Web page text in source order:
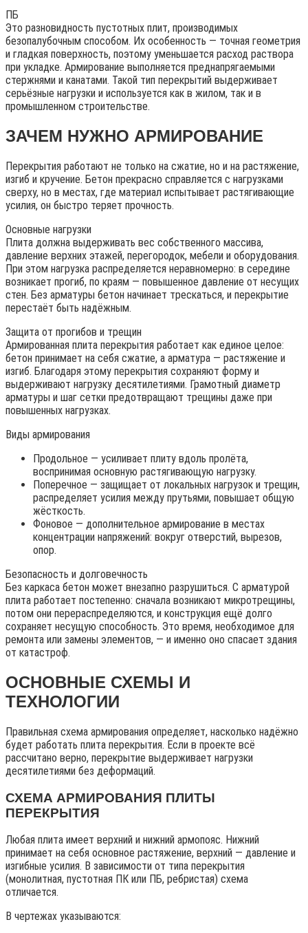
ПБ
Это разновидность пустотных плит, производимых
безопалубочным способом. Их особенность — точная геометрия
и гладкая поверхность, поэтому уменьшается расход раствора
при укладке. Армирование выполняется преднапрягаемыми
стержнями и канатами. Такой тип перекрытий выдерживает
серьёзные нагрузки и используется как в жилом, так и в
промышленном строительстве.
ЗАЧЕМ НУЖНО АРМИРОВАНИЕ
Перекрытия работают не только на сжатие, но и на растяжение,
изгиб и кручение. Бетон прекрасно справляется с нагрузками
сверху, но в местах, где материал испытывает растягивающие
усилия, он быстро теряет прочность.
Основные нагрузки
Плита должна выдерживать вес собственного массива,
давление верхних этажей, перегородок, мебели и оборудования.
При этом нагрузка распределяется неравномерно: в середине
возникает прогиб, по краям — повышенное давление от несущих
стен. Без арматуры бетон начинает трескаться, и перекрытие
перестаёт быть надёжным.
Защита от прогибов и трещин
Армированная плита перекрытия работает как единое целое:
бетон принимает на себя сжатие, а арматура — растяжение и
изгиб. Благодаря этому перекрытия сохраняют форму и
выдерживают нагрузку десятилетиями. Грамотный диаметр
арматуры и шаг сетки предотвращают трещины даже при
повышенных нагрузках.
Виды армирования
Продольное — усиливает плиту вдоль пролёта,
воспринимая основную растягивающую нагрузку.
Поперечное — защищает от локальных нагрузок и трещин,
распределяет усилия между прутьями, повышает общую
жёсткость.
Фоновое — дополнительное армирование в местах
концентрации напряжений: вокруг отверстий, вырезов,
опор.
Безопасность и долговечность
Без каркаса бетон может внезапно разрушиться. С арматурой
плита работает постепенно: сначала возникают микротрещины,
потом они перераспределяются, и конструкция ещё долго
сохраняет несущую способность. Это время, необходимое для
ремонта или замены элементов, — и именно оно спасает здания
от катастроф.
ОСНОВНЫЕ СХЕМЫ И
ТЕХНОЛОГИИ
Правильная схема армирования определяет, насколько надёжно
будет работать плита перекрытия. Если в проекте всё
рассчитано верно, перекрытие выдерживает нагрузки
десятилетиями без деформаций.
СХЕМА АРМИРОВАНИЯ ПЛИТЫ
ПЕРЕКРЫТИЯ
Любая плита имеет верхний и нижний армопояс. Нижний
принимает на себя основное растяжение, верхний — давление и
изгибные усилия. В зависимости от типа перекрытия
(монолитная, пустотная ПК или ПБ, ребристая) схема
отличается.
В чертежах указываются: